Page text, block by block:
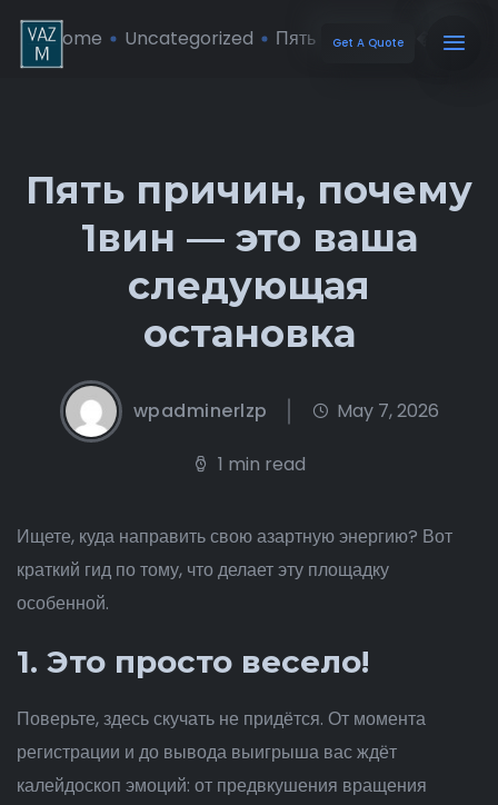
Get A Quote
Home Uncategorized Пять причин, поч� ...
Пять причин, почему
1вин — это ваша
следующая
остановка
wpadminerlzp May 7, 2026
1 min read
Ищете, куда направить свою азартную энергию? Вот
краткий гид по тому, что делает эту площадку
особенной.
1. Это просто весело!
Поверьте, здесь скучать не придётся. От момента
регистрации и до вывода выигрыша вас ждёт
калейдоскоп эмоций: от предвкушения вращения